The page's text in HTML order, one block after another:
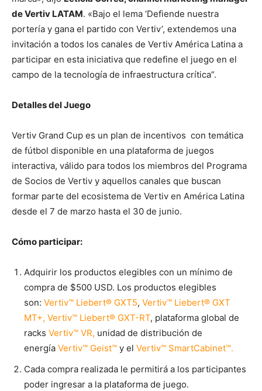
de Vertiv LATAM. «Bajo el lema ‘Defiende nuestra
portería y gana el partido con Vertiv’, extendemos una
invitación a todos los canales de Vertiv América Latina a
participar en esta iniciativa que redefine el juego en el
campo de la tecnología de infraestructura crítica”.
Detalles del Juego
Vertiv Grand Cup es un plan de incentivos con temática
de fútbol disponible en una plataforma de juegos
interactiva, válido para todos los miembros del Programa
de Socios de Vertiv y aquellos canales que buscan
formar parte del ecosistema de Vertiv en América Latina
desde el 7 de marzo hasta el 30 de junio.
Cómo participar:
Adquirir los productos elegibles con un mínimo de
compra de $500 USD. Los productos elegibles
son: Vertiv™ Liebert® GXT5, Vertiv™ Liebert® GXT
MT+, Vertiv™ Liebert® GXT-RT, plataforma global de
racks Vertiv™ VR, unidad de distribución de
energía Vertiv™ Geist™ y el Vertiv™ SmartCabinet™.
Cada compra realizada le permitirá a los participantes
poder ingresar a la plataforma de juego.